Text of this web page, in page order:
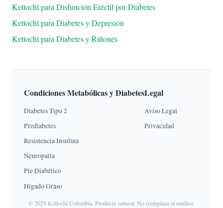
Kettochi para Disfunción Eréctil por Diabetes
Kettochi para Diabetes y Depresión
Kettochi para Diabetes y Riñones
Condiciones Metabólicas y Diabetes
Diabetes Tipo 2
Prediabetes
Resistencia Insulina
Neuropatía
Pie Diabético
Hígado Graso
Legal
Aviso Legal
Privacidad
© 2025 Kettochi Colombia. Producto natural. No reemplaza al médico.